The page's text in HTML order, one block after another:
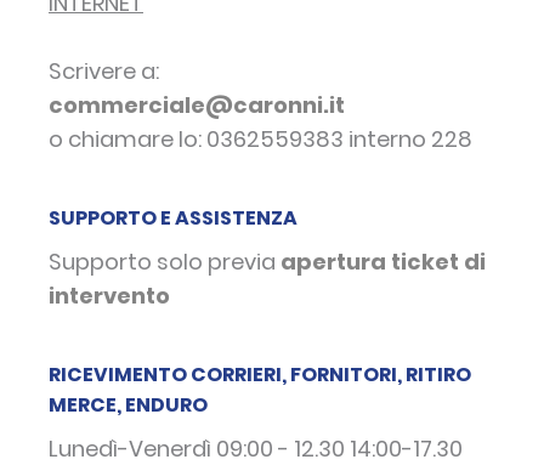
Scrivere a:
commerciale@caronni.it
o chiamare lo: 0362559383 interno 228
SUPPORTO E ASSISTENZA
Supporto solo previa apertura ticket di
intervento
RICEVIMENTO CORRIERI, FORNITORI, RITIRO
MERCE, ENDURO
Lunedì-Venerdì 09:00 - 12.30 14:00-17.30